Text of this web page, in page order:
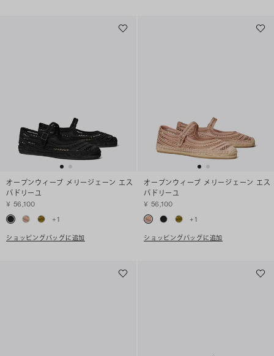
オープンウィーブ メリージェーン エス
パドリーユ
¥ 56,100
+1
ショッピングバッグに追加
オープンウィーブ メリージェーン エス
パドリーユ
¥ 56,100
+1
ショッピングバッグに追加